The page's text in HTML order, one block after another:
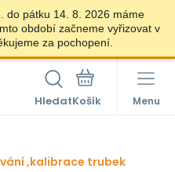
do pátku 14. 8. 2026 máme
období začneme vyřizovat v
za pochopení.
Hledat Menu
,kalibrace trubek